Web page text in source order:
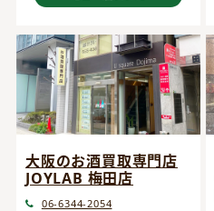
大阪のお酒買取専門店
JOYLAB 梅田店
06-6344-2054